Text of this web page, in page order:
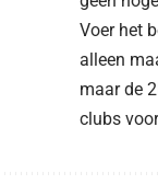
Voer het
alleen
maar de
clubs